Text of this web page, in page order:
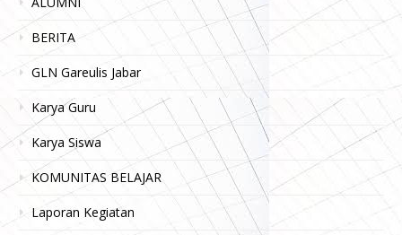
BERITA
GLN Gareulis Jabar
Karya Guru
Karya Siswa
KOMUNITAS BELAJAR
Laporan Kegiatan